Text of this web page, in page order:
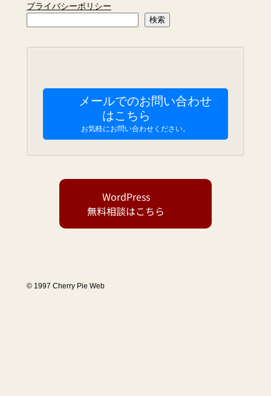
プライバシーポリシー
検索
メールでのお問い合わせ
はこちら
お気軽にお問い合わせください。
WordPress
無料相談はこちら
© 1997 Cherry Pie Web